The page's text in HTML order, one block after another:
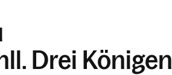
Drei Königen